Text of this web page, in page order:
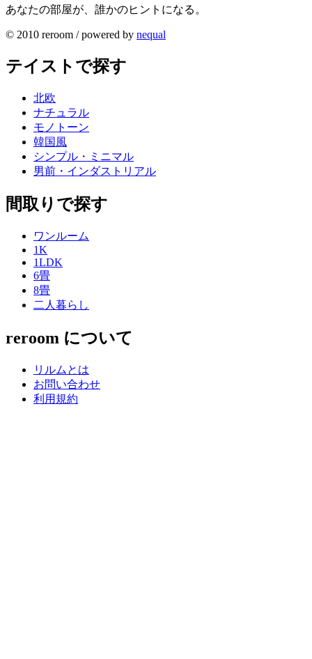
あなたの部屋が、誰かのヒントになる。
© 2010 reroom / powered by nequal
テイストで探す
北欧
ナチュラル
モノトーン
韓国風
シンプル・ミニマル
男前・インダストリアル
間取りで探す
ワンルーム
1K
1LDK
6畳
8畳
二人暮らし
reroom について
リルムとは
お問い合わせ
利用規約